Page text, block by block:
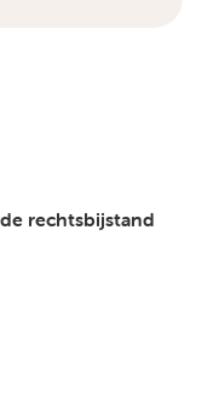
rechtsbijstand